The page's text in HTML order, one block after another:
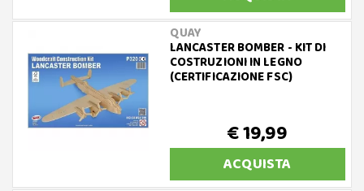
QUAY
LANCASTER BOMBER - KIT DI
COSTRUZIONI IN LEGNO
(CERTIFICAZIONE FSC)
€ 19,99
ACQUISTA